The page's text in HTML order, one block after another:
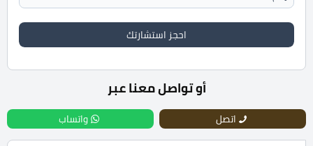
احجز استشارتك
أو تواصل معنا عبر
اتصل واتساب